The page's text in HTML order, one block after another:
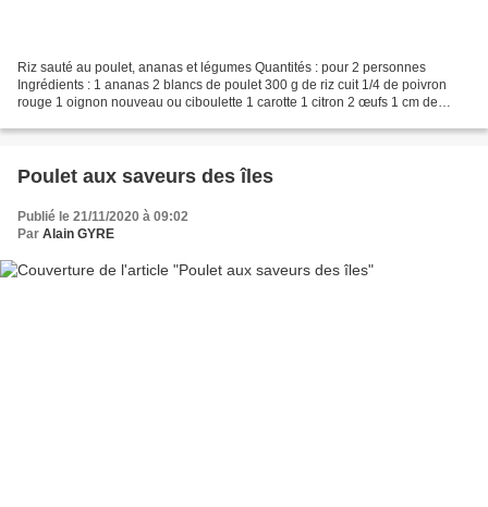
Riz sauté au poulet, ananas et légumes Quantités : pour 2 personnes
Ingrédients : 1 ananas 2 blancs de poulet 300 g de riz cuit 1/4 de poivron
rouge 1 oignon nouveau ou ciboulette 1 carotte 1 citron 2 œufs 1 cm de
Poulet aux saveurs des îles
Publié le 21/11/2020 à 09:02
Par Alain GYRE